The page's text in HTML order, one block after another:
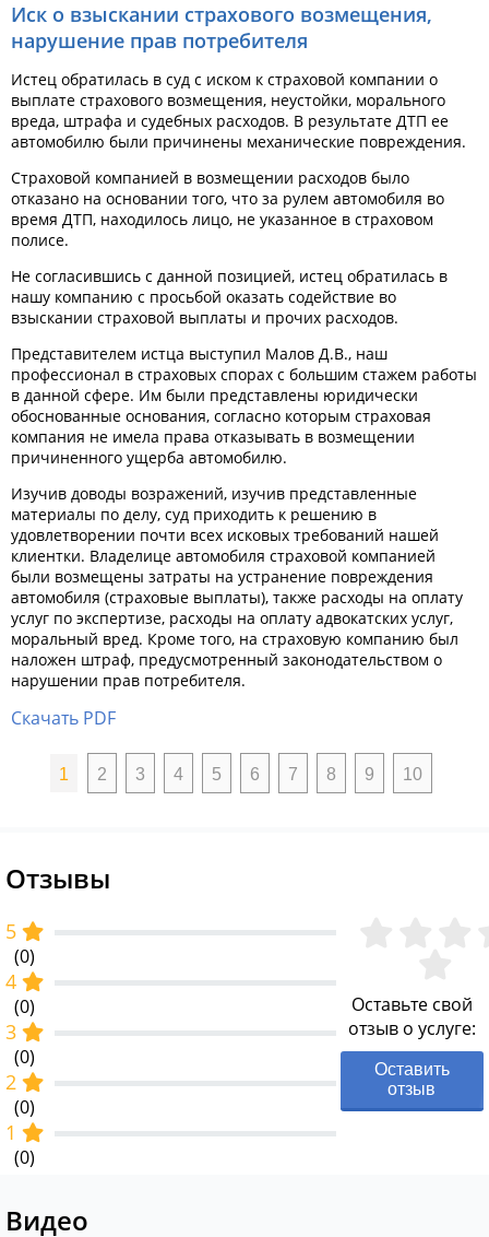
Иск о взыскании страхового возмещения,
нарушение прав потребителя
Истец обратилась в суд с иском к страховой компании о
выплате страхового возмещения, неустойки, морального
вреда, штрафа и судебных расходов. В результате ДТП ее
автомобилю были причинены механические повреждения.
Страховой компанией в возмещении расходов было
отказано на основании того, что за рулем автомобиля во
время ДТП, находилось лицо, не указанное в страховом
полисе.
Не согласившись с данной позицией, истец обратилась в
нашу компанию с просьбой оказать содействие во
взыскании страховой выплаты и прочих расходов.
Представителем истца выступил Малов Д.В., наш
профессионал в страховых спорах с большим стажем работы
в данной сфере. Им были представлены юридически
обоснованные основания, согласно которым страховая
компания не имела права отказывать в возмещении
причиненного ущерба автомобилю.
Изучив доводы возражений, изучив представленные
материалы по делу, суд приходить к решению в
удовлетворении почти всех исковых требований нашей
клиентки. Владелице автомобиля страховой компанией
были возмещены затраты на устранение повреждения
автомобиля (страховые выплаты), также расходы на оплату
услуг по экспертизе, расходы на оплату адвокатских услуг,
моральный вред. Кроме того, на страховую компанию был
наложен штраф, предусмотренный законодательством о
нарушении прав потребителя.
Скачать PDF
1 2 3 4 5 6 7 8 9 10
Отзывы
5
(0)
4
(0)
3
(0)
2
(0)
1
(0)
Оставьте свой
отзыв о услуге:
Оставить
отзыв
Видео